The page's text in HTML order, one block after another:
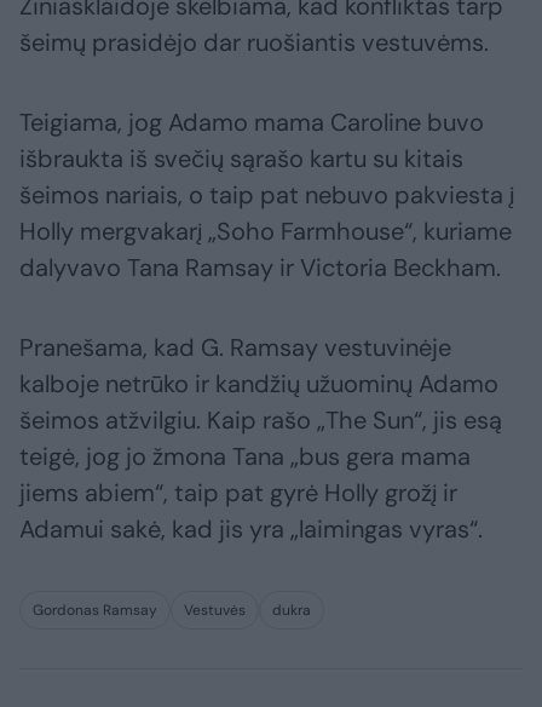
šeimų prasidėjo dar ruošiantis vestuvėms.
Teigiama, jog Adamo mama Caroline buvo
išbraukta iš svečių sąrašo kartu su kitais
šeimos nariais, o taip pat nebuvo pakviesta į
Holly mergvakarį „Soho Farmhouse“, kuriame
dalyvavo Tana Ramsay ir Victoria Beckham.
Pranešama, kad G. Ramsay vestuvinėje
kalboje netrūko ir kandžių užuominų Adamo
šeimos atžvilgiu. Kaip rašo „The Sun“, jis esą
teigė, jog jo žmona Tana „bus gera mama
jiems abiem“, taip pat gyrė Holly grožį ir
Adamui sakė, kad jis yra „laimingas vyras“.
Gordonas Ramsay Vestuvės dukra